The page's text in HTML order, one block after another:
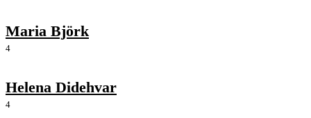
Maria Björk
4
Helena Didehvar
4